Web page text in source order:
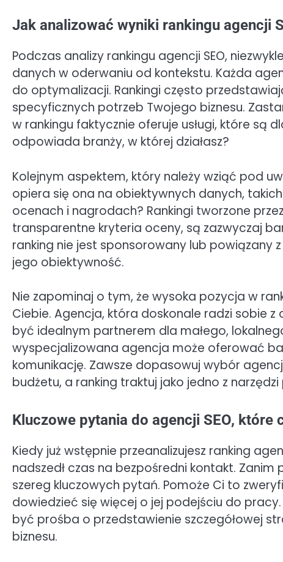
Jak analizować wyniki rankingu agencji
Podczas analizy rankingu agencji SEO,
danych w oderwaniu od kontekstu. Każda
do optymalizacji. Rankingi często
specyficznych potrzeb Twojego biznesu.
w rankingu faktycznie oferuje usługi, które są
odpowiada branży, w której działasz?
Kolejnym aspektem, który należy wziąć pod
opiera się ona na obiektywnych danych,
ocenach i nagrodach? Rankingi tworzone
transparentne kryteria oceny, są zazwyczaj
ranking nie jest sponsorowany lub powiązany
jego obiektywność.
Nie zapominaj o tym, że wysoka pozycja w
Ciebie. Agencja, która doskonale radzi sobie
być idealnym partnerem dla małego,
wyspecjalizowana agencja może oferować
komunikację. Zawsze dopasowuj wybór
budżetu, a ranking traktuj jako jedno z
Kluczowe pytania do agencji SEO, które
Kiedy już wstępnie przeanalizujesz ranking
nadszedł czas na bezpośredni kontakt.
szereg kluczowych pytań. Pomoże Ci to
dowiedzieć się więcej o jej podejściu do
być prośba o przedstawienie szczegółowej
biznesu.